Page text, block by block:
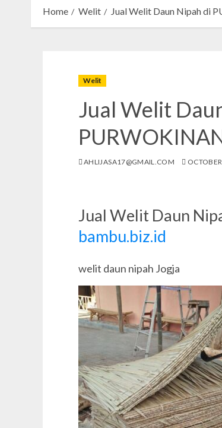
Home Welit Jual Welit Daun Nipah di
Welit
Jual Welit
AHLIJASA17@GMAIL.COM
Jual Welit Daun
bambu.biz.id
welit daun nipah Jogja